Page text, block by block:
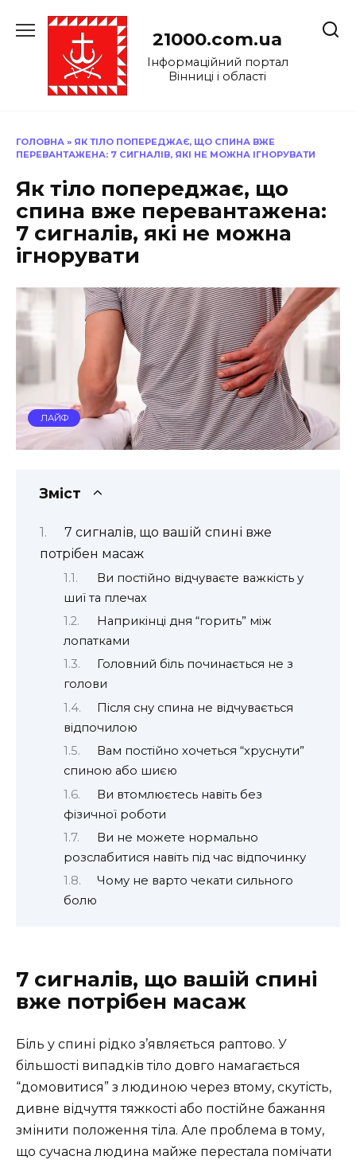
до
21000.com.ua
Інформаційний портал
Вінниці і області
ГОЛОВНА » ЯК ТІЛО ПОПЕРЕДЖАЄ, ЩО СПИНА ВЖЕ
ПЕРЕВАНТАЖЕНА: 7 СИГНАЛІВ, ЯКІ НЕ МОЖНА ІГНОРУВАТИ
Як тіло попереджає, що
спина вже перевантажена:
7 сигналів, які не можна
ігнорувати
ЛАЙФ
Зміст
7 сигналів, що вашій спині вже
потрібен масаж
Ви постійно відчуваєте важкість у
шиї та плечах
Наприкінці дня “горить” між
лопатками
Головний біль починається не з
голови
Після сну спина не відчувається
відпочилою
Вам постійно хочеться “хруснути”
спиною або шиєю
Ви втомлюєтесь навіть без
фізичної роботи
Ви не можете нормально
розслабитися навіть під час відпочинку
Чому не варто чекати сильного
болю
7 сигналів, що вашій спині
вже потрібен масаж
Біль у спині рідко з’являється раптово. У
більшості випадків тіло довго намагається
“домовитися” з людиною через втому, скутість,
дивне відчуття тяжкості або постійне бажання
змінити положення тіла. Але проблема в тому,
що сучасна людина майже перестала помічати